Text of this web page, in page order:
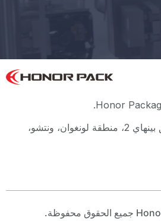
Honor
المبنى 17، رقم 16، طريق بينهاي 2، منطقة لونغوان، ونتشو،